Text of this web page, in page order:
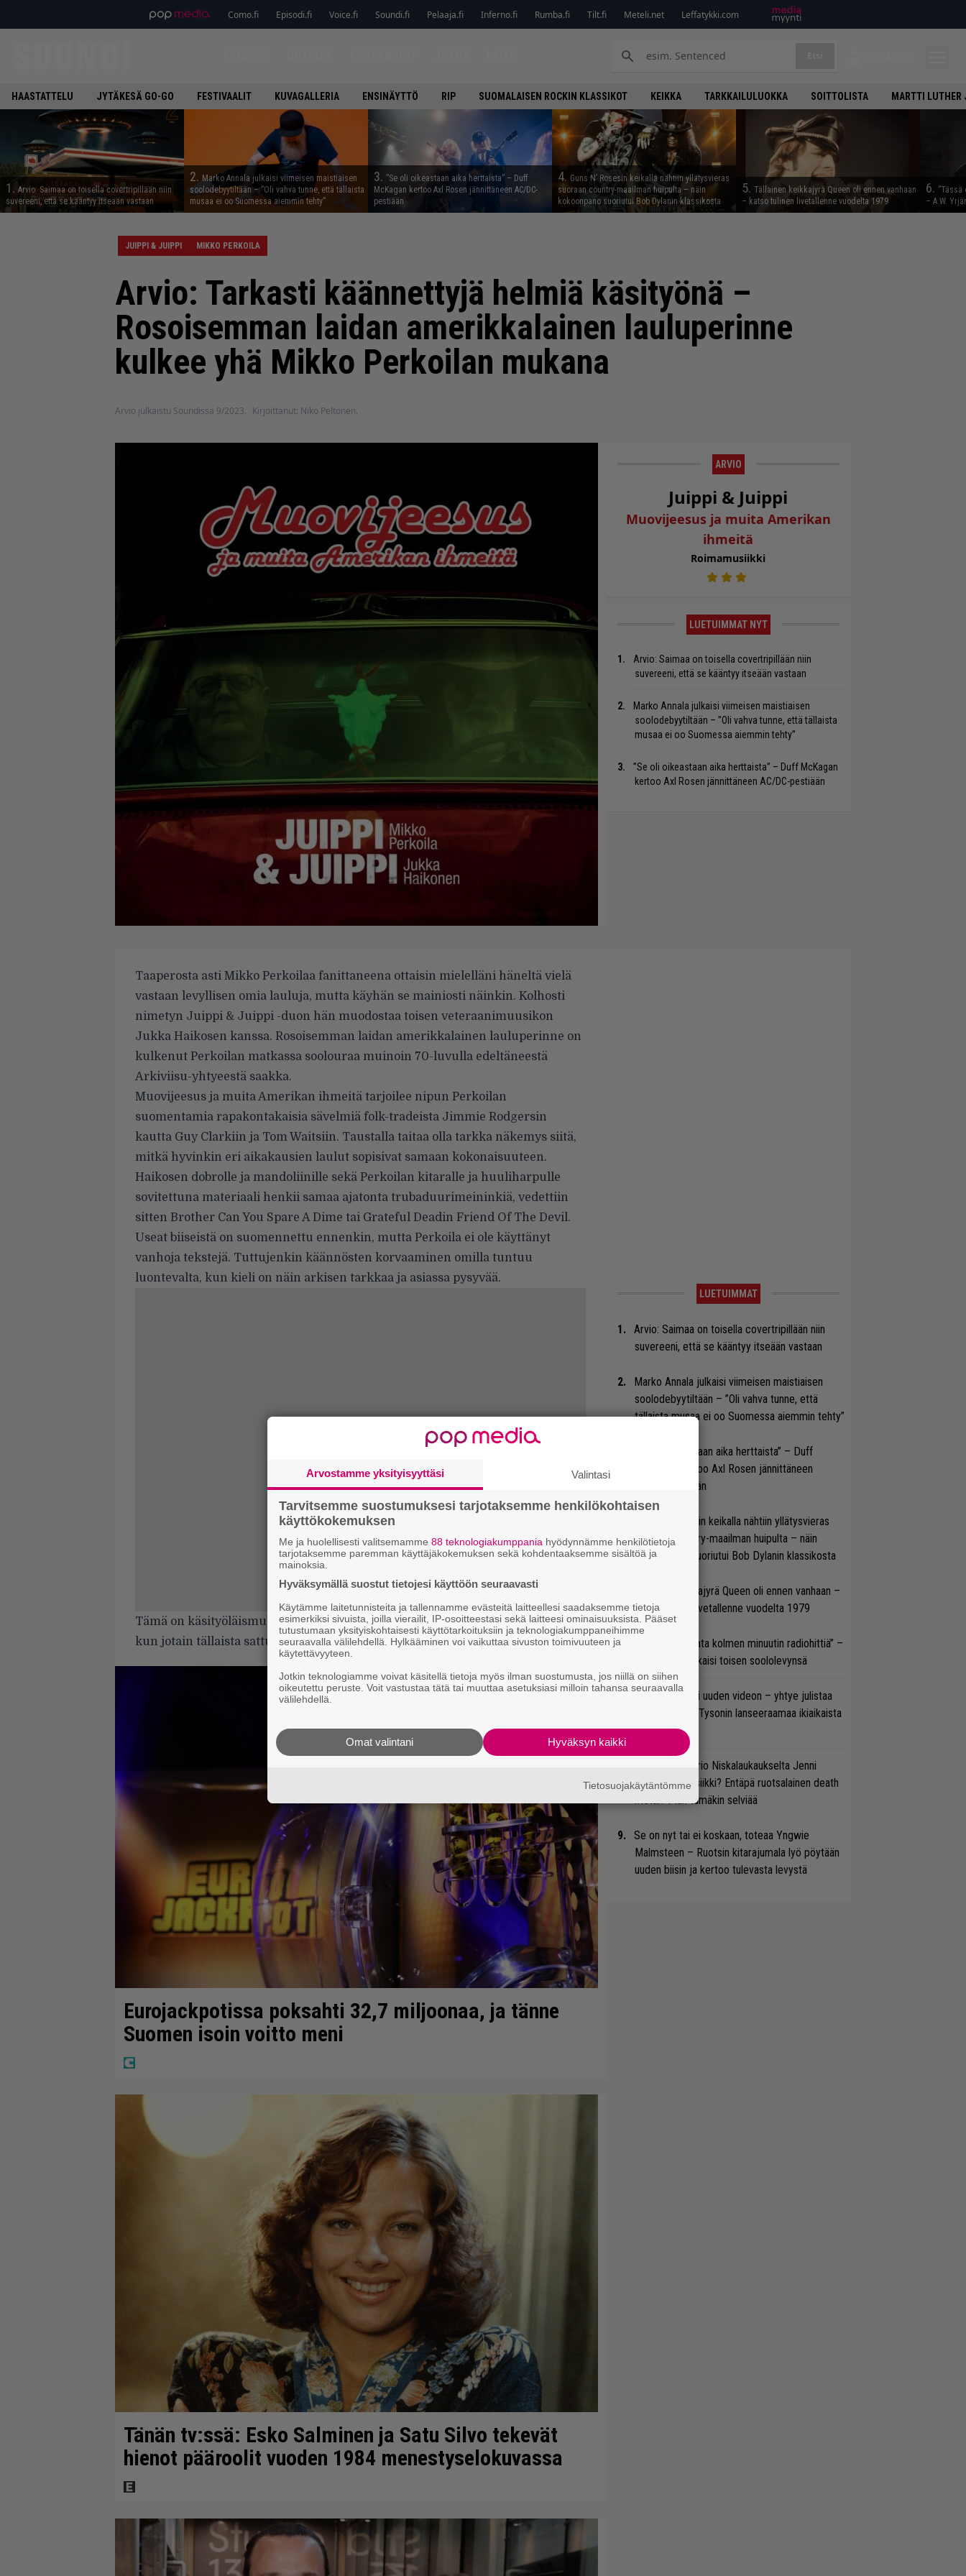
Como.fi Episodi.fi Voice.fi Soundi.fi Pelaaja.fi Inferno.fi Rumba.fi Tilt.fi Meteli.net Leffatykki.com
HAASTATTELU JYTÄKESÄ GO-GO FESTIVAALIT KUVAGALLERIA ENSINÄYTTÖ RIP SUOMALAISEN ROCKIN KLASSIKOT KEIKKA TARKKAILULUOKKA SOITTOLISTA MARTTI
1. Arvio: Saimaa on toisella covertripillään niin
suvereeni, että se kääntyy itseään vastaan
2. Marko Annala julkaisi viimeisen maistiaisen
soolodebyytiltään – ”Oli vahva tunne, että tällaista
musaa ei oo Suomessa aiemmin tehty”
3. ”Se oli oikeastaan aika herttaista” – Duff
McKagan kertoo Axl Rosen jännittäneen AC/DC-
pestiään
4. Guns N’ Rosesin keikalla nähtiin yllätysvieras
suoraan country-maailman huipulta – näin
kokoonpano suoriutui Bob Dylanin klassikosta
5. Tällainen keikkajyrä Queen oli ennen vanhaan
– katso tulinen livetallenne vuodelta 1979
6. ”Tässä
– A.W.
JUIPPI & JUIPPI MIKKO PERKOILA
Arvio: Tarkasti käännettyjä helmiä käsityönä –
Rosoisemman laidan amerikkalainen lauluperinne
kulkee yhä Mikko Perkoilan mukana
Arvio julkaistu Soundissa 9/2023. Kirjoittanut: Niko Peltonen.
ARVIO
Juippi & Juippi
Muovijeesus ja muita Amerikan
ihmeitä
Roimamusiikki
LUETUIMMAT NYT
Arvio: Saimaa on toisella covertripillään niin
suvereeni, että se kääntyy itseään vastaan
Marko Annala julkaisi viimeisen maistiaisen
soolodebyytiltään – ”Oli vahva tunne, että tällaista
musaa ei oo Suomessa aiemmin tehty”
”Se oli oikeastaan aika herttaista” – Duff McKagan
kertoo Axl Rosen jännittäneen AC/DC-pestiään
Taaperosta asti Mikko Perkoilaa fanittaneena ottaisin mielelläni häneltä vielä
vastaan levyllisen omia lauluja, mutta käyhän se mainiosti näinkin. Kolhosti
nimetyn Juippi & Juippi -duon hän muodostaa toisen veteraanimuusikon
Jukka Haikosen kanssa. Rosoisemman laidan amerikkalainen lauluperinne on
kulkenut Perkoilan matkassa soolouraa muinoin 70-luvulla edeltäneestä
Arkiviisu-yhtyeestä saakka.
Muovijeesus ja muita Amerikan ihmeitä tarjoilee nipun Perkoilan
suomentamia rapakontakaisia sävelmiä folk-tradeista Jimmie Rodgersin
kautta Guy Clarkiin ja Tom Waitsiin. Taustalla taitaa olla tarkka näkemys siitä,
mitkä hyvinkin eri aikakausien laulut sopisivat samaan kokonaisuuteen.
Haikosen dobrolle ja mandoliinille sekä Perkoilan kitaralle ja huuliharpulle
sovitettuna materiaali henkii samaa ajatonta trubaduurimeininkiä, vedettiin
sitten Brother Can You Spare A Dime tai Grateful Deadin Friend Of The Devil.
Useat biiseistä on suomennettu ennenkin, mutta Perkoila ei ole käyttänyt
vanhoja tekstejä. Tuttujenkin käännösten korvaaminen omilla tuntuu
luontevalta, kun kieli on näin arkisen tarkkaa ja asiassa pysyvää.
Tämä on käsityöläismusiikkia, jota on hemmetin mukava kuunnella silloin,
kun jotain tällaista sattuu tekemään mieli.
Eurojackpotissa poksahti 32,7 miljoonaa, ja tänne
Suomen isoin voitto meni
Tänän tv:ssä: Esko Salminen ja Satu Silvo tekevät
hienot pääroolit vuoden 1984 menestyselokuvassa
LUETUIMMAT
Arvio: Saimaa on toisella covertripillään niin
suvereeni, että se kääntyy itseään vastaan
Marko Annala julkaisi viimeisen maistiaisen
soolodebyytiltään – ”Oli vahva tunne, että
tällaista musaa ei oo Suomessa aiemmin tehty”
”Se oli oikeastaan aika herttaista” – Duff
McKagan kertoo Axl Rosen jännittäneen
AC/DC-pestiään
Guns N’ Rosesin keikalla nähtiin yllätysvieras
suoraan country-maailman huipulta – näin
kokoonpano suoriutui Bob Dylanin klassikosta
Tällainen keikkajyrä Queen oli ennen vanhaan –
katso tulinen livetallenne vuodelta 1979
”Tässä ei jahdata kolmen minuutin radiohittiä” –
A.W. Yrjänä julkaisi toisen soololevynsä
Anthrax julkaisi uuden videon – yhtye julistaa
biisillään Mike Tysonin lanseeraamaa ikiaikaista
viisautta
Miten taipuu Trio Niskalaukaukselta Jenni
Vartiaisen musiikki? Entäpä ruotsalainen death
metal? Pian tämäkin selviää
Se on nyt tai ei koskaan, toteaa Yngwie
Malmsteen – Ruotsin kitarajumala lyö pöytään
uuden biisin ja kertoo tulevasta levystä
Arvostamme yksityisyyttäsi Valintasi
Tarvitsemme suostumuksesi tarjotaksemme henkilökohtaisen
käyttökokemuksen
Me ja huolellisesti valitsemamme 88 teknologiakumppania hyödynnämme henkilötietoja
tarjotaksemme paremman käyttäjäkokemuksen sekä kohdentaaksemme sisältöä ja
mainoksia.
Hyväksymällä suostut tietojesi käyttöön seuraavasti
Käytämme laitetunnisteita ja tallennamme evästeitä laitteellesi saadaksemme tietoja
esimerkiksi sivuista, joilla vierailit, IP-osoitteestasi sekä laitteesi ominaisuuksista. Pääset
tutustumaan yksityiskohtaisesti käyttötarkoituksiin ja teknologiakumppaneihimme
seuraavalla välilehdellä. Hylkääminen voi vaikuttaa sivuston toimivuuteen ja
käytettävyyteen.
Jotkin teknologiamme voivat käsitellä tietoja myös ilman suostumusta, jos niillä on siihen
oikeutettu peruste. Voit vastustaa tätä tai muuttaa asetuksiasi milloin tahansa seuraavalla
välilehdellä.
Hyväksyn kaikki
Omat valintani
Tietosuojakäytäntömme